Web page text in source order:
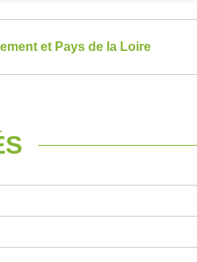
et Pays de la Loire